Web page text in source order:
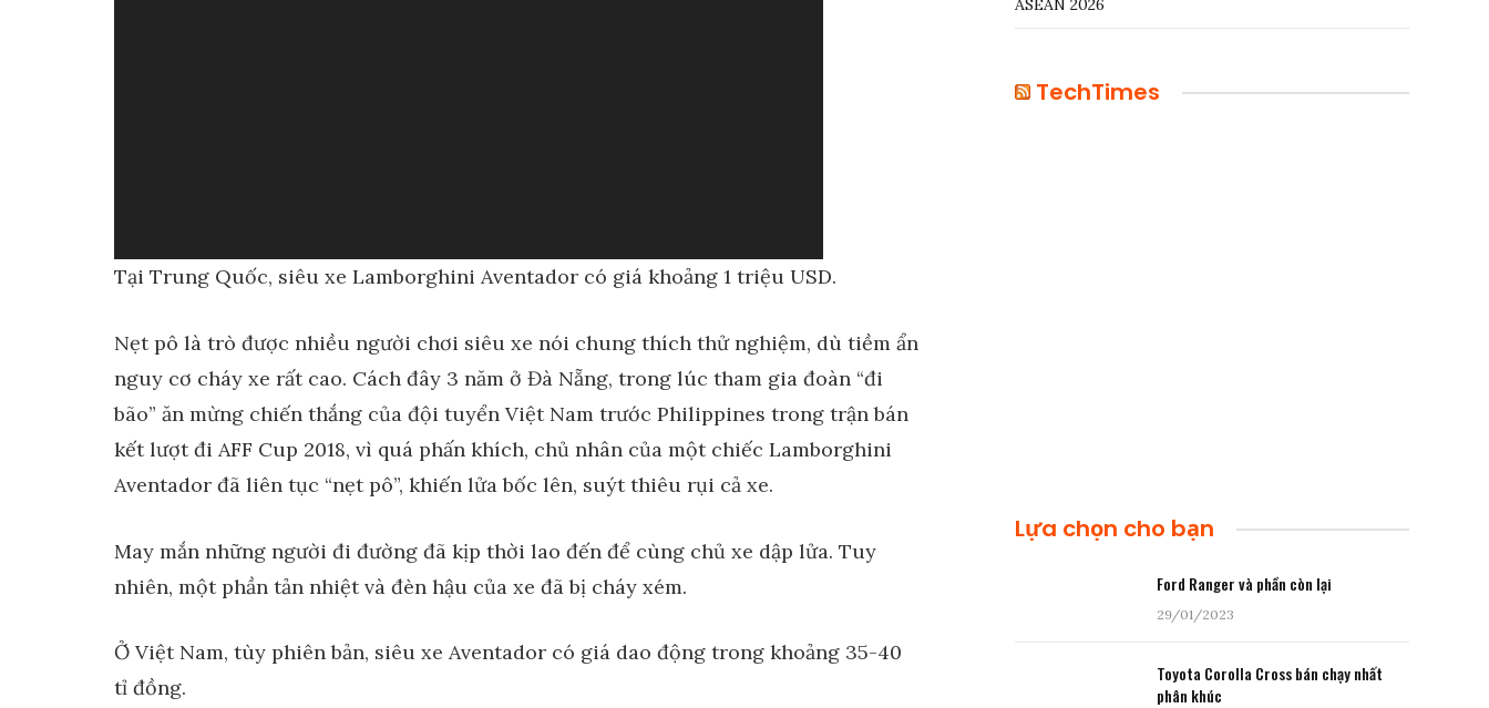
Tại Trung Quốc, siêu xe Lamborghini Aventador có giá khoảng 1 triệu USD.
Nẹt pô là trò được nhiều người chơi siêu xe nói chung thích thử nghiệm, dù tiềm ẩn
nguy cơ cháy xe rất cao. Cách đây 3 năm ở Đà Nẵng, trong lúc tham gia đoàn “đi
bão” ăn mừng chiến thắng của đội tuyển Việt Nam trước Philippines trong trận bán
kết lượt đi AFF Cup 2018, vì quá phấn khích, chủ nhân của một chiếc Lamborghini
Aventador đã liên tục “nẹt pô”, khiến lửa bốc lên, suýt thiêu rụi cả xe.
May mắn những người đi đường đã kịp thời lao đến để cùng chủ xe dập lửa. Tuy
nhiên, một phần tản nhiệt và đèn hậu của xe đã bị cháy xém.
Ở Việt Nam, tùy phiên bản, siêu xe Aventador có giá dao động trong khoảng 35-40
tỉ đồng.
ASEAN 2026
TechTimes
Lựa chọn cho bạn
Ford Ranger và phần còn lại
29/01/2023
Toyota Corolla Cross bán chạy nhất
phân khúc